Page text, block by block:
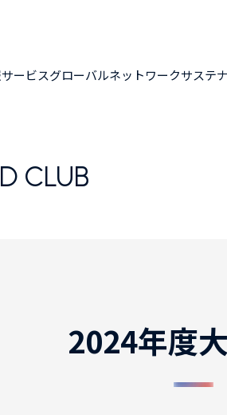
サービスグローバルネットワークサステ
CLUB
2024年度